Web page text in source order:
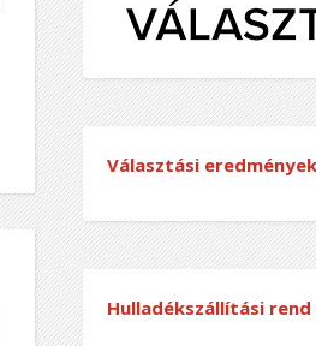
Választási eredmények
Hulladékszállítási rend